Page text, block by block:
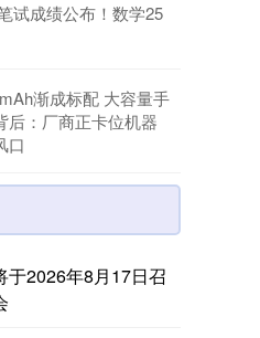
试成绩公布！数学25
渐成标配 大容量手
后：厂商正卡位机器
口
于2026年8月17日召